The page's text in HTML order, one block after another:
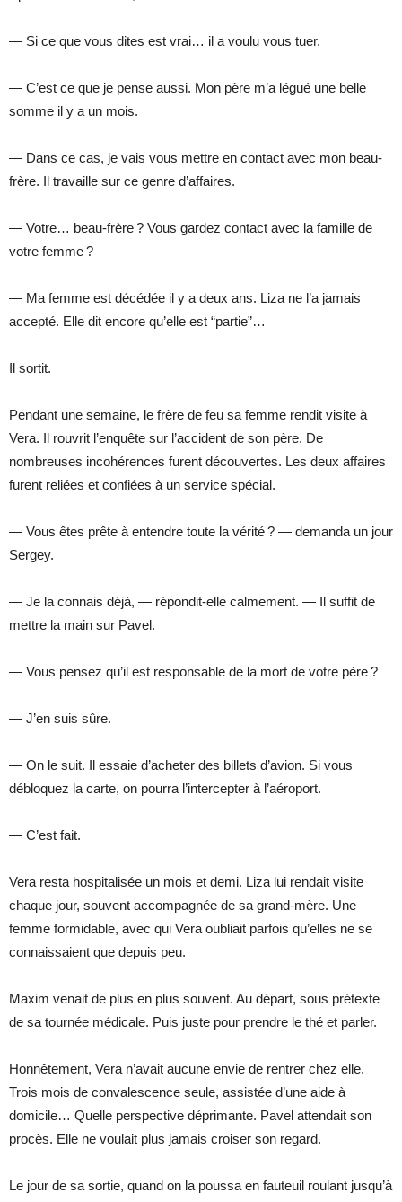
— Si ce que vous dites est vrai… il a voulu vous tuer.
— C’est ce que je pense aussi. Mon père m’a légué une belle
somme il y a un mois.
— Dans ce cas, je vais vous mettre en contact avec mon beau-
frère. Il travaille sur ce genre d’affaires.
— Votre… beau-frère ? Vous gardez contact avec la famille de
votre femme ?
— Ma femme est décédée il y a deux ans. Liza ne l’a jamais
accepté. Elle dit encore qu’elle est “partie”…
Il sortit.
Pendant une semaine, le frère de feu sa femme rendit visite à
Vera. Il rouvrit l’enquête sur l’accident de son père. De
nombreuses incohérences furent découvertes. Les deux affaires
furent reliées et confiées à un service spécial.
— Vous êtes prête à entendre toute la vérité ? — demanda un jour
Sergey.
— Je la connais déjà, — répondit-elle calmement. — Il suffit de
mettre la main sur Pavel.
— Vous pensez qu’il est responsable de la mort de votre père ?
— J’en suis sûre.
— On le suit. Il essaie d’acheter des billets d’avion. Si vous
débloquez la carte, on pourra l’intercepter à l’aéroport.
— C’est fait.
Vera resta hospitalisée un mois et demi. Liza lui rendait visite
chaque jour, souvent accompagnée de sa grand-mère. Une
femme formidable, avec qui Vera oubliait parfois qu’elles ne se
connaissaient que depuis peu.
Maxim venait de plus en plus souvent. Au départ, sous prétexte
de sa tournée médicale. Puis juste pour prendre le thé et parler.
Honnêtement, Vera n’avait aucune envie de rentrer chez elle.
Trois mois de convalescence seule, assistée d’une aide à
domicile… Quelle perspective déprimante. Pavel attendait son
procès. Elle ne voulait plus jamais croiser son regard.
Le jour de sa sortie, quand on la poussa en fauteuil roulant jusqu’à